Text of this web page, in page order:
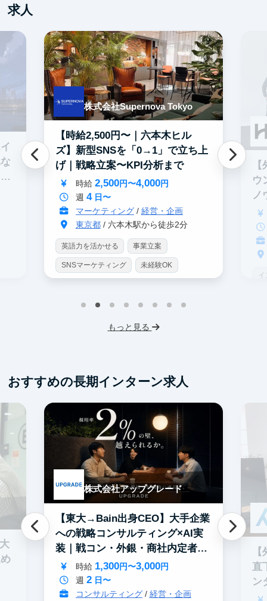
求人
株式会社Supernova Tokyo
【時給2,500円〜｜六本木ヒル
ズ】新型SNSを「0→1」で立ち上
げ｜戦略立案〜KPI分析まで
時給 2,500円〜4,000円
週 4日〜
マーケティング/ 経営・企画
東京都/ 六本木駅から徒歩2分
英語力を活かせる 事業立案
SNSマーケティング 未経験OK
交通費支給
ウ
ノ
もっと見る
おすすめの長期インターン求人
株式会社アップグレード
【東大→Bain出身CEO】大手企業
への戦略コンサルティング×AI実
装｜戦コン・外銀・商社内定者多
数
時給 1,300円〜3,000円
週 2日〜
コンサルティング/ 経営・企画
直
ン